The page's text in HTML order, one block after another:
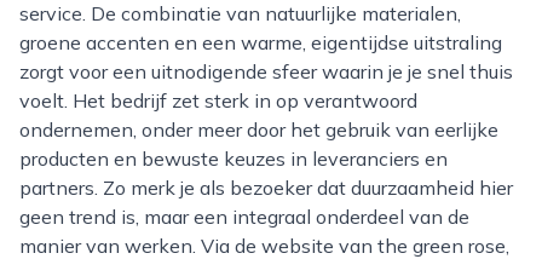
service. De combinatie van natuurlijke materialen,
groene accenten en een warme, eigentijdse uitstraling
zorgt voor een uitnodigende sfeer waarin je je snel thuis
voelt. Het bedrijf zet sterk in op verantwoord
ondernemen, onder meer door het gebruik van eerlijke
producten en bewuste keuzes in leveranciers en
partners. Zo merk je als bezoeker dat duurzaamheid hier
geen trend is, maar een integraal onderdeel van de
manier van werken. Via de website van the green rose,